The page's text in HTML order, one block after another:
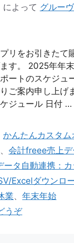
によって グルー
リをお引きたて
す。 2025年年
ートのスケジュ
ご案内申し上げ
ジュール 日付 …
かんたんカスタム
、 会計freee売上
タ自動連携：カ
Excelダウンロ
業、年末年始
うぞ